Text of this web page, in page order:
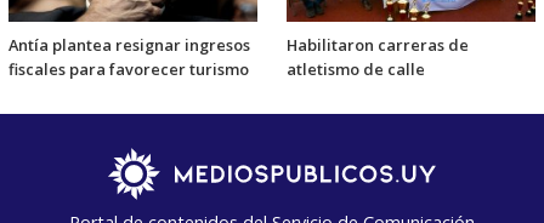
Antía plantea resignar ingresos
fiscales para favorecer turismo
Habilitaron carreras de
atletismo de calle